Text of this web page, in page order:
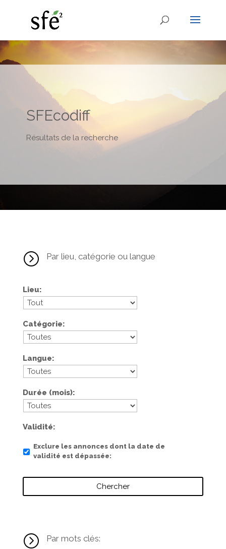
SFEcodiff
Résultats de la recherche
= Par lieu, catégorie ou langue
Lieu
Catégorie
Langue
Durée (mois)
Validité
Exclure les annonces dont la date de
validité est dépassée
= Par mots clés: